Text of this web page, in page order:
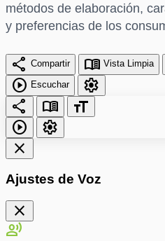
métodos de elaboración,
y preferencias de los
share Compartir menu_book Vista Limpia
play_circle Escuchar
settings
share
menu_book
format_size
play_circle
settings
close
Ajustes de Voz
close
record_voice_over